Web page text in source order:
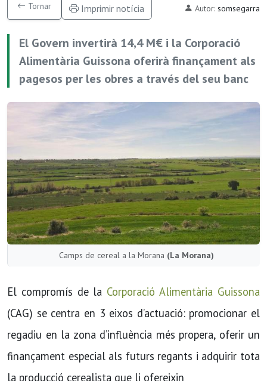
Tornar Imprimir notícia Autor: somsegarra
El Govern invertirà 14,4 M€ i la Corporació
Alimentària Guissona oferirà finançament als
pagesos per les obres a través del seu banc
Camps de cereal a la Morana (La Morana)
El compromís de la Corporació Alimentària Guissona
(CAG) se centra en 3 eixos d’actuació: promocionar el
regadiu en la zona d’influència més propera, oferir un
finançament especial als futurs regants i adquirir tota
la producció cerealista que li ofereixin